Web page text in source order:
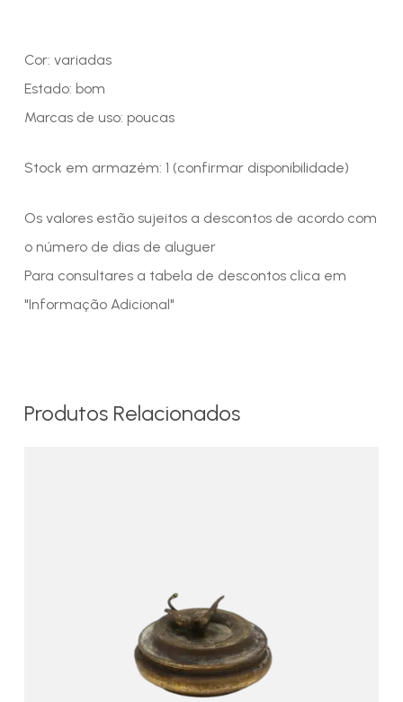
Cor: variadas
Estado: bom
Marcas de uso: poucas
Stock em armazém: 1 (confirmar disponibilidade)
Os valores estão sujeitos a descontos de acordo com
o número de dias de aluguer
Para consultares a tabela de descontos clica em
"Informação Adicional"
Produtos Relacionados